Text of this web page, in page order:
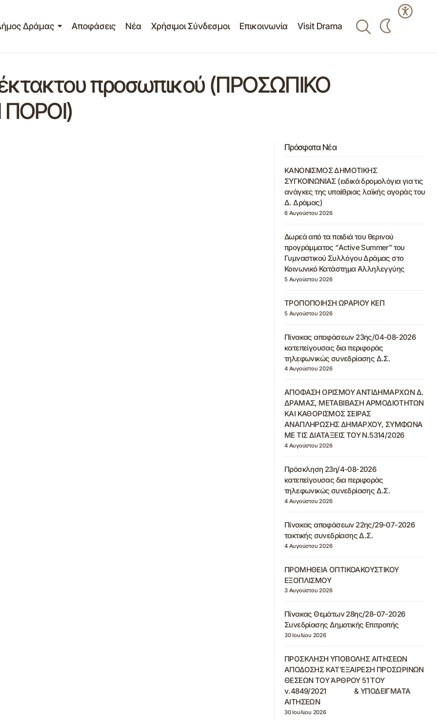
Δράμας Αποφάσεις Νέα Χρήσιμοι Σύνδεσμοι Επικοινωνία Visit Drama
έκτακτου προσωπικού (ΠΡΟΣΩΠΙΚΟ
Πρόσφατα Νέα
ΚΑΝΟΝΙΣΜΟΣ ΔΗΜΟΤΙΚΗΣ
ΣΥΓΚΟΙΝΩΝΙΑΣ (ειδικά δρομολόγια για τις
ανάγκες της υπαίθριας λαϊκής αγοράς του
Δ. Δράμας)
6 Αυγούστου 2026
Δωρεά από τα παιδιά του θερινού
προγράμματος “Active Summer” του
Γυμναστικού Συλλόγου Δράμας στο
Κοινωνικό Κατάστημα Αλληλεγγύης
5 Αυγούστου 2026
ΤΡΟΠΟΠΟΙΗΣΗ ΩΡΑΡΙΟΥ ΚΕΠ
5 Αυγούστου 2026
Πίνακας αποφάσεων 23ης/04-08-2026
κατεπείγουσας δια περιφοράς
τηλεφωνικώς συνεδρίασης Δ.Σ.
4 Αυγούστου 2026
ΑΠΟΦΑΣΗ ΟΡΙΣΜΟΥ ΑΝΤΙΔΗΜΑΡΧΩΝ Δ.
ΔΡΑΜΑΣ, ΜΕΤΑΒΙΒΑΣΗ ΑΡΜΟΔΙΟΤΗΤΩΝ
ΚΑΙ ΚΑΘΟΡΙΣΜΟΣ ΣΕΙΡΑΣ
ΑΝΑΠΛΗΡΩΣΗΣ ΔΗΜΑΡΧΟΥ, ΣΥΜΦΩΝΑ
ΜΕ ΤΙΣ ΔΙΑΤΑΞΕΙΣ ΤΟΥ Ν.5314/2026
4 Αυγούστου 2026
Πρόσκληση 23η/4-08-2026
κατεπείγουσας δια περιφοράς
τηλεφωνικώς συνεδρίασης Δ.Σ.
4 Αυγούστου 2026
Πίνακας αποφάσεων 22ης/29-07-2026
τακτικής συνεδρίασης Δ.Σ.
4 Αυγούστου 2026
ΠΡΟΜΗΘΕΙΑ ΟΠΤΙΚΟΑΚΟΥΣΤΙΚΟΥ
ΕΞΟΠΛΙΣΜΟΥ
3 Αυγούστου 2026
Πίνακας Θεμάτων 28ης/28-07-2026
Συνεδρίασης Δημοτικής Επιτροπής
30 Ιουλίου 2026
ΠΡΟΣΚΛΗΣΗ ΥΠΟΒΟΛΗΣ ΑΙΤΗΣΕΩΝ
ΑΠΟΔΟΣΗΣ ΚΑΤ’ΕΞΑΙΡΕΣΗ ΠΡΟΣΩΡΙΝΩΝ
ΘΕΣΕΩΝ ΤΟΥ ΆΡΘΡΟΥ 51 ΤΟΥ
ν.4849/2021 & ΥΠΟΔΕΙΓΜΑΤΑ
ΑΙΤΗΣΕΩΝ
30 Ιουλίου 2026